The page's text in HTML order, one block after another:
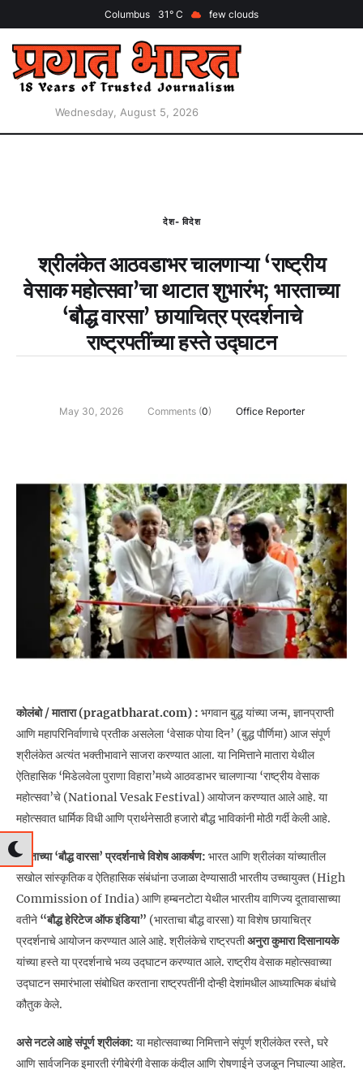
Columbus 31 few clouds
Wednesday, August 5, 2026
देश- विदेश
श्रीलंकेत आठवडाभर चालणाऱ्या ‘राष्ट्रीय
वेसाक महोत्सवा’चा थाटात शुभारंभ; भारताच्या
‘बौद्ध वारसा’ छायाचित्र प्रदर्शनाचे
राष्ट्रपतींच्या हस्ते उद्घाटन
May 30, 2026 Comments (0) Office Reporter
कोलंबो / मातारा (pragatbharat.com) : भगवान बुद्ध यांच्या जन्म, ज्ञानप्राप्ती
आणि महापरिनिर्वाणाचे प्रतीक असलेला ‘वेसाक पोया दिन’ (बुद्ध पौर्णिमा) आज संपूर्ण
श्रीलंकेत अत्यंत भक्तीभावाने साजरा करण्यात आला. या निमित्ताने मातारा येथील
ऐतिहासिक ‘मिडेलवेला पुराणा विहारा’मध्ये आठवडाभर चालणाऱ्या ‘राष्ट्रीय वेसाक
महोत्सवा’चे (National Vesak Festival) आयोजन करण्यात आले आहे. या
महोत्सवात धार्मिक विधी आणि प्रार्थनेसाठी हजारो बौद्ध भाविकांनी मोठी गर्दी केली आहे.
भारताच्या ‘बौद्ध वारसा’ प्रदर्शनाचे विशेष आकर्षण: भारत आणि श्रीलंका यांच्यातील
सखोल सांस्कृतिक व ऐतिहासिक संबंधांना उजाळा देण्यासाठी भारतीय उच्चायुक्त (High
Commission of India) आणि हम्बनटोटा येथील भारतीय वाणिज्य दूतावासाच्या
वतीने “बौद्ध हेरिटेज ऑफ इंडिया” (भारताचा बौद्ध वारसा) या विशेष छायाचित्र
प्रदर्शनाचे आयोजन करण्यात आले आहे. श्रीलंकेचे राष्ट्रपतीअनुरा कुमारा दिसानायके
यांच्या हस्ते या प्रदर्शनाचे भव्य उद्घाटन करण्यात आले. राष्ट्रीय वेसाक महोत्सवाच्या
उद्घाटन समारंभाला संबोधित करताना राष्ट्रपतींनी दोन्ही देशांमधील आध्यात्मिक बंधांचे
कौतुक केले.
असे नटले आहे संपूर्ण श्रीलंका: या महोत्सवाच्या निमित्ताने संपूर्ण श्रीलंकेत रस्ते, घरे
आणि सार्वजनिक इमारती रंगीबेरंगी वेसाक कंदील आणि रोषणाईने उजळून निघाल्या आहेत.